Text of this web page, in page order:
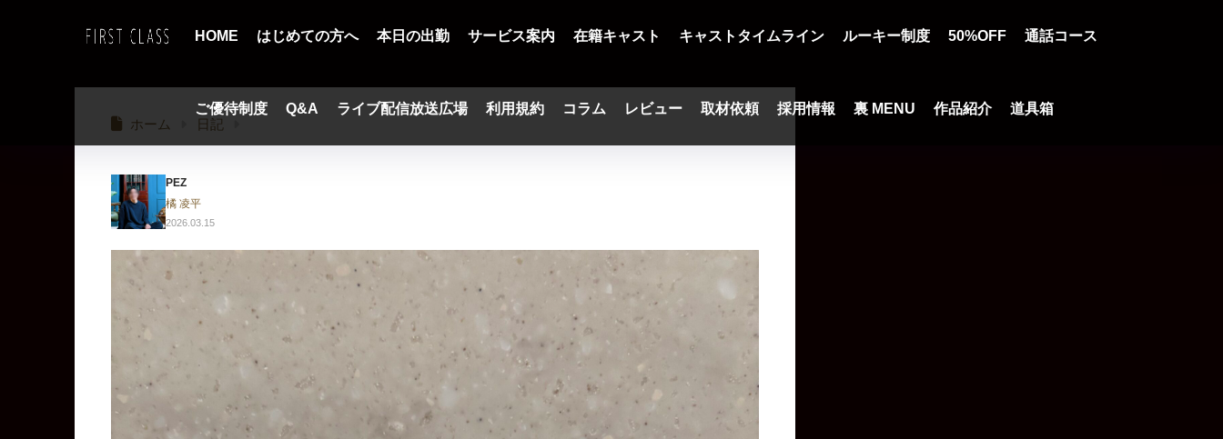
HOME はじめての方へ 本日の出勤 サービス案内 在籍キャスト キャストタイムライン ルーキー制度 50%OFF 通話コース
ご優待制度 Q&A ライブ配信放送広場 利用規約 コラム レビュー 取材依頼 採用情報 裏 MENU 作品紹介 道具箱
ホーム 日記
PEZ
橘 凌平
2026.03.15